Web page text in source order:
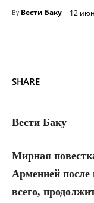
By Вести Баку 12
SHARE
Вести Баку
Мирная
Арменией
всего,